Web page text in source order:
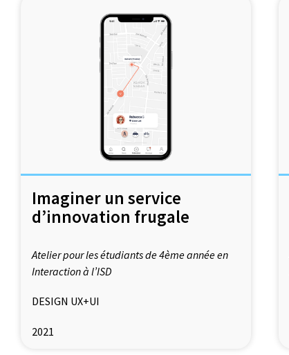
Imaginer un service
d’innovation frugale
Atelier pour les étudiants de 4ème année en
Interaction à l’ISD
DESIGN UX+UI
2021